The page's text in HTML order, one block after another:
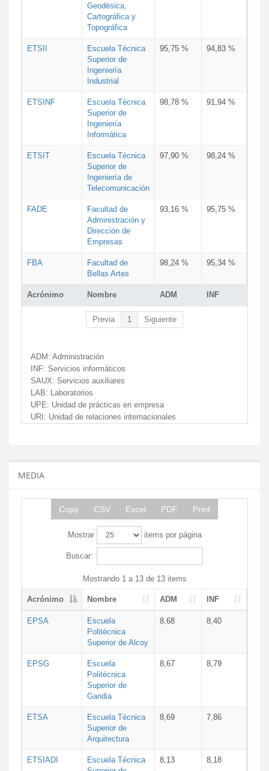
Acrónimo Nombre ADM INF
Geodésica,
Cartográfica y
Topográfica
ETSII
Escuela Técnica
Superior de
Ingeniería
Industrial
95,75 % 94,83 %
ETSINF
Escuela Técnica
Superior de
Ingeniería
Informática
98,78 % 91,94 %
ETSIT
Escuela Técnica
Superior de
Ingeniería de
Telecomunicación
97,90 % 98,24 %
FADE
Facultad de
Administración y
Dirección de
Empresas
93,16 % 95,75 %
FBA
Facultad de
Bellas Artes
98,24 % 95,34 %
Previa 1 Siguiente
ADM: Administración
INF: Servicios informáticos
SAUX: Servicios auxiliares
LAB: Laboratorios
UPE: Unidad de prácticas en empresa
URI: Unidad de relaciones internacionales
MEDIA
Copy CSV Excel PDF Print
Mostrar items por página
Buscar:
Mostrando 1 a 13 de 13 items
Acrónimo Nombre ADM INF
EPSA
Escuela
Politécnica
Superior de Alcoy
8,68 8,40
EPSG
Escuela
Politécnica
Superior de
Gandia
8,67 8,79
ETSA
Escuela Técnica
Superior de
Arquitectura
8,69 7,86
ETSIADI
Escuela Técnica
8,13 8,18